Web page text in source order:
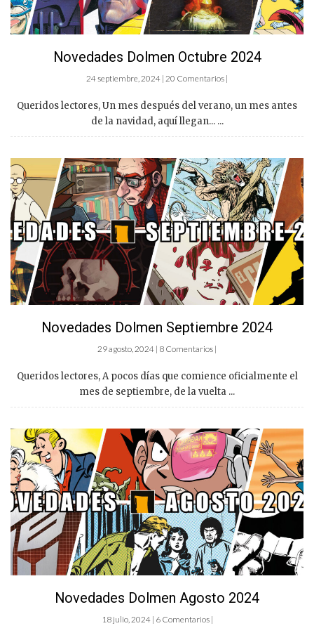
Novedades Dolmen Octubre 2024
24 septiembre, 2024 | 20 Comentarios |
Queridos lectores, Un mes después del verano, un mes antes
de la navidad, aquí llegan... ...
Novedades Dolmen Septiembre 2024
29 agosto, 2024 | 8 Comentarios |
Queridos lectores, A pocos días que comience oficialmente el
mes de septiembre, de la vuelta ...
Novedades Dolmen Agosto 2024
18 julio, 2024 | 6 Comentarios |